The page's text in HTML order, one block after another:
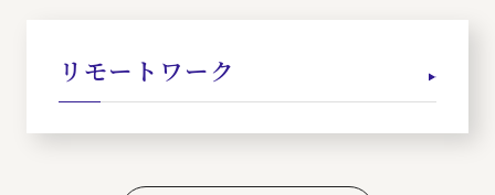
リモートワーク